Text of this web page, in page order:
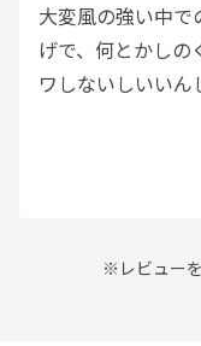
大変風の強い中
げで、何とかしの
ワしないしいいん
※レビュー